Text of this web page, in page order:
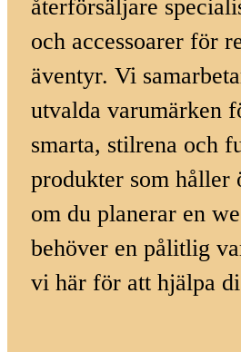
återförsäljare
och accessoarer för
äventyr. Vi
utvalda varumärken
smarta, stilrena och
produkter som håller
om du planerar en
behöver en pålitlig
vi här för att hjälpa